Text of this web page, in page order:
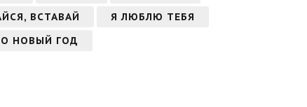
ВСТАВАЙ
Я ЛЮБЛЮ ТЕБЯ
НОВЫЙ ГОД